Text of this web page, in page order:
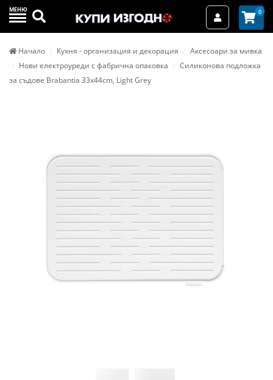
МЕНЮ Търси Вход / 0
Начало Кухня - организация и декорация
Аксесоари за мивка
Нови електроуреди с фабрична опаковка
Силиконова подложка
за съдове Brabantia 33х44cm, Light Grey